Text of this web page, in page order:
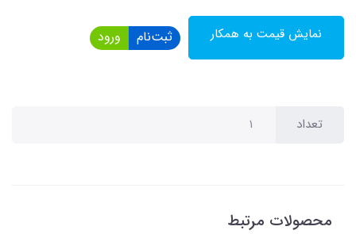
نمایش قیمت به همکار ثبت‌نام ورود
تعداد
محصولات مرتبط